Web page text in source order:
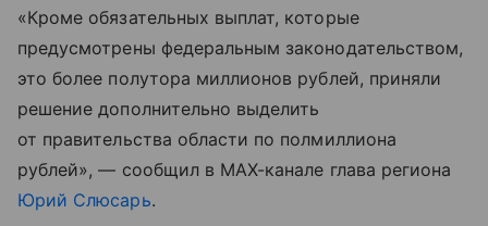
«Кроме обязательных выплат, которые
предусмотрены федеральным законодательством,
это более полутора миллионов рублей, приняли
решение дополнительно выделить
от правительства области по полмиллиона
рублей», — сообщил в МАХ-канале глава региона
Юрий Слюсарь.